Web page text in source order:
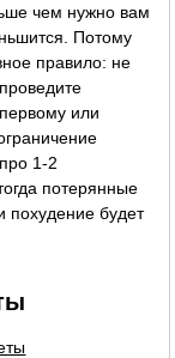
чем нужно вам
Потому
правило: не
или
1-2
потерянные
похудение будет